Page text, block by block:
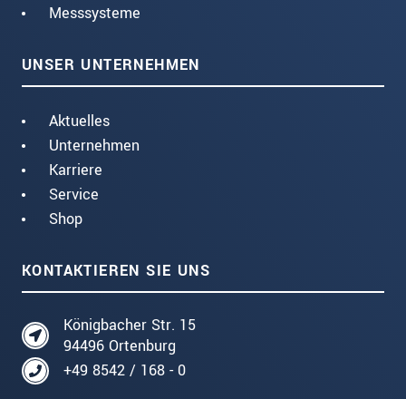
Messsysteme
UNSER UNTERNEHMEN
Aktuelles
Unternehmen
Karriere
Service
Shop
KONTAKTIEREN SIE UNS
Königbacher Str. 15
94496 Ortenburg
+49 8542 / 168 - 0